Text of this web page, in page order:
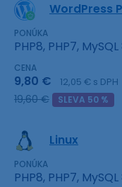
WordPress
PONÚKA
PHP8, PHP7,
CENA
9,80 € 12,05 € s DPH
19,60 € SLEVA 50 %
Linux
PONÚKA
PHP8, PHP7,